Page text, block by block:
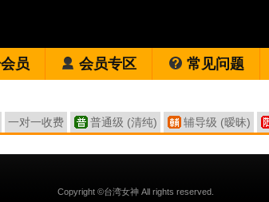
员 会员专区 常见问题
一对一收费 普通级 (清纯) 辅导级 (暧昧)
Copyright ©台湾女神 All rights reserved.